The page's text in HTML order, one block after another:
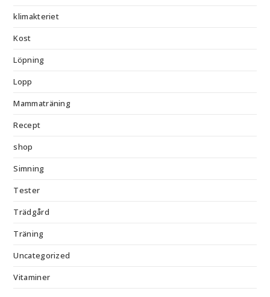
klimakteriet
Kost
Löpning
Lopp
Mammaträning
Recept
shop
Simning
Tester
Trädgård
Träning
Uncategorized
Vitaminer